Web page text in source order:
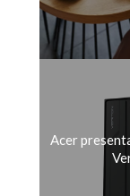
Acer